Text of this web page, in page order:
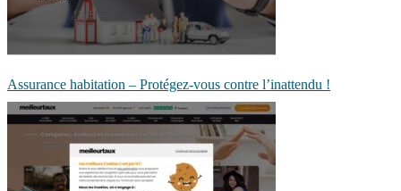
Assurance habitation – Protégez-vous contre l’inattendu !